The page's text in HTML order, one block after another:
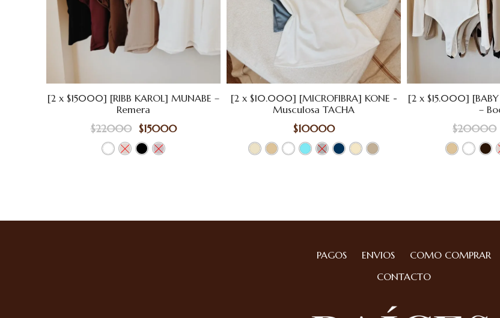
[2 x $15000] [RIBB KAROL] MUNABE –
Remera
$22000 $15000
[2 x $10.000] [MICROFIBRA] KONE -
Musculosa TACHA
$10000
[2 x $15.000] [BABY
–
$20000
PAGOS ENVIOS
COMO COMPRAR
CONTACTO